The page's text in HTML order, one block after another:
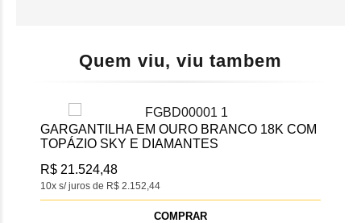
Quem viu, viu tambem
GARGANTILHA EM OURO BRANCO 18K COM
TOPÁZIO SKY E DIAMANTES
10x s/ juros de R$ 2.152,44
R$ 21.524,48
COMPRAR